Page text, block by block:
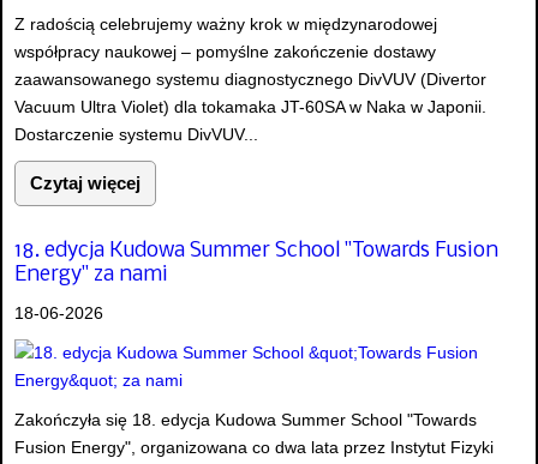
Z radością celebrujemy ważny krok w międzynarodowej
współpracy naukowej – pomyślne zakończenie dostawy
zaawansowanego systemu diagnostycznego DivVUV (Divertor
Vacuum Ultra Violet) dla tokamaka JT-60SA w Naka w Japonii.
Dostarczenie systemu DivVUV...
Czytaj więcej
18. edycja Kudowa Summer School "Towards Fusion
Energy" za nami
18-06-2026
Zakończyła się 18. edycja Kudowa Summer School "Towards
Fusion Energy", organizowana co dwa lata przez Instytut Fizyki